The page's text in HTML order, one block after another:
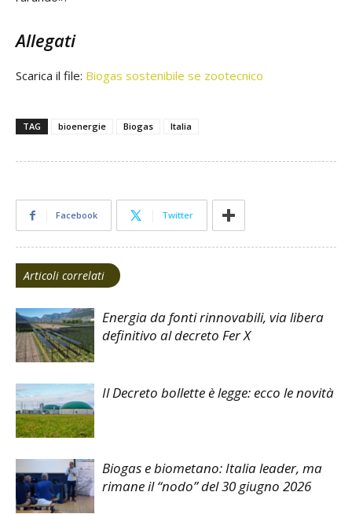
Allegati
Scarica il file: Biogas sostenibile se zootecnico
TAG bioenergie Biogas Italia
Facebook Twitter
Articoli correlati
Energia da fonti rinnovabili, via libera
definitivo al decreto Fer X
Il Decreto bollette è legge: ecco le novità
Biogas e biometano: Italia leader, ma
rimane il “nodo” del 30 giugno 2026